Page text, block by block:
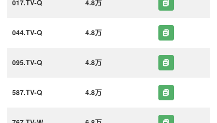
017.TV-Q 4.8万
044.TV-Q 4.8万
095.TV-Q 4.8万
587.TV-Q 4.8万